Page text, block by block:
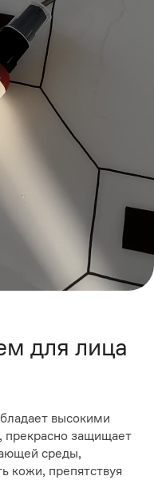
для лица
высокими
прекрасно защищает
среды,
кожи, препятствуя